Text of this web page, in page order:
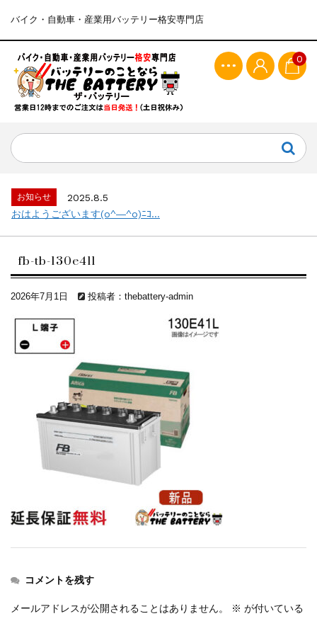
バイク・自動車・産業用バッテリー格安専門店
0
お知らせ
2025.8.5
おはようございます(o^―^o)ﾆｺ...
fb-tb-130e41l
2026年7月1日 投稿者：thebattery-admin
コメントを残す
メールアドレスが公開されることはありません。 ※ が付いている